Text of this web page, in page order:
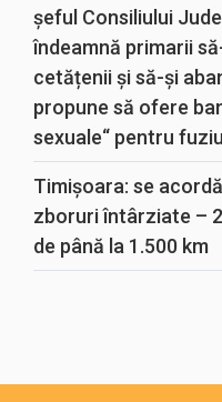
șeful Consiliului
îndeamnă primarii
cetățenii și să-și
propune să ofere
sexuale“ pentru
Timișoara: se
zboruri întârziate –
de până la 1.500 km